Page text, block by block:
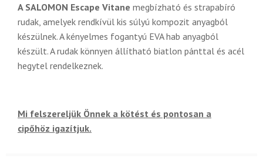
A SALOMON Escape Vitane megbízható és strapabíró
rudak, amelyek rendkívül kis súlyú kompozit anyagból
készülnek. A kényelmes fogantyú EVA hab anyagból
készült. A rudak könnyen állítható biatlon pánttal és acél
hegytel rendelkeznek.
Mi felszereljük Önnek a kötést és pontosan a
cipőhöz igazítjuk.